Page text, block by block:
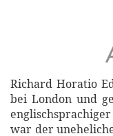
Richard Horatio
bei London und
war der